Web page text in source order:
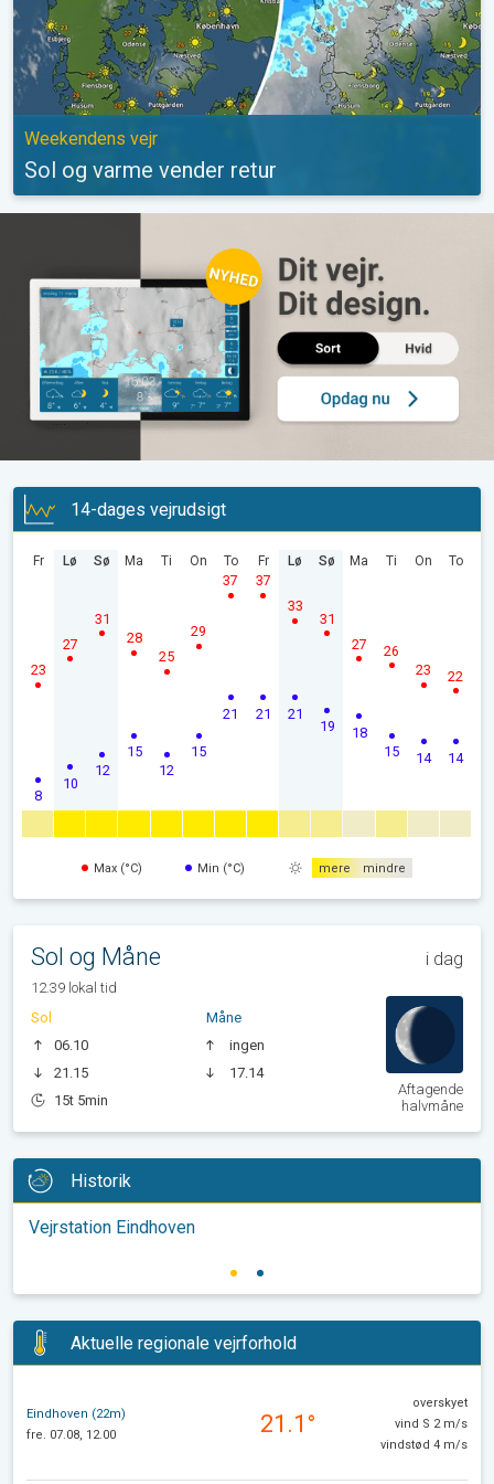
Weekendens vejr
Sol og varme vender retur
14-dages vejrudsigt
Fr
8
23
Lø
10
27
Sø
12
31
Ma
15
28
Ti
12
25
On
15
29
To
21
37
Fr
21
37
Lø
21
33
Sø
19
31
Ma
18
27
Ti
15
26
On
14
23
To
14
22
Max (°C) Min (°C) mere mindre
Sol og Måne i dag
12.39 lokal tid
Sol
06.10
21.15
15t 5min
Måne
ingen
17.14
Aftagende
halvmåne
Historik
Vejrstation Eindhoven
Aktuelle regionale vejrforhold
Eindhoven (22m)
fre. 07.08, 12.00
21.1°
overskyet
vind S 2 m/s
vindstød 4 m/s